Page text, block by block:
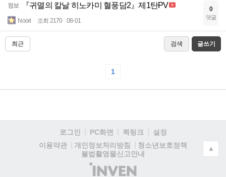
정보 『귀멸의 칼날 히노카미 혈풍담2』제1탄PV
Noori 조회 2170 08-01
0
댓글
최근 검색 글쓰기
1
로그인 PC화면 퀵링크
설정
이용약관
개인정보처리방침
청소년보호정책
불법촬영물신고안내
(주)
▲